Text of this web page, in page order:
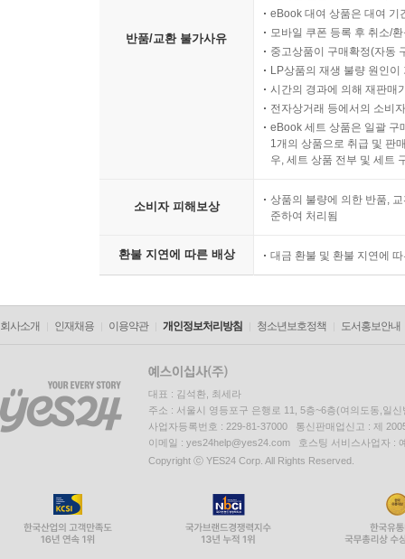
반품/교환 불가사유
eBook 대여 상품은 대여 기
모바일 쿠폰 등록 후 취소/
중고상품이 구매확정(자동
LP상품의 재생 불량 원인
시간의 경과에 의해 재판매
전자상거래 등에서의 소비
eBook 세트 상품은 일괄 구
1개의 상품으로 취급 및 판
우, 세트 상품 전부 및 세트
소비자 피해보상
상품의 불량에 의한 반품,
준하여 처리됨
환불 지연에 따른 배상 대금 환불 및 환불 지연에
회사소개 인재채용 이용약관 개인정보처리방침 청소년보호정책 도서홍보안내
대표 : 김석환, 최세라
주소 : 서울시 영등포구 은행로 11, 5층~6층(여의도동,일신
사업자등록번호 : 229-81-37000 통신판매업신고 : 제
이메일 : yes24help@yes24.com 호스팅 서비스사업자 :
Copyright ⓒ YES24 Corp. All Rights Reserved.